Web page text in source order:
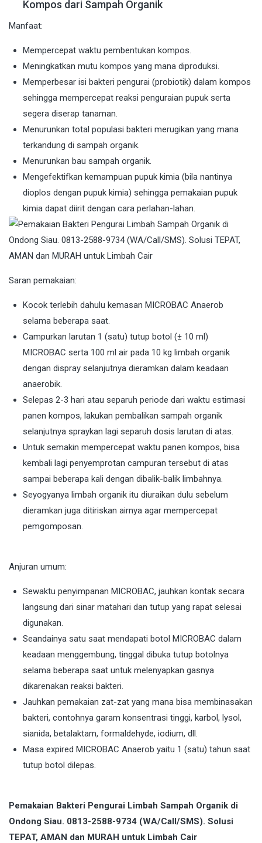
Kompos dari Sampah Organik
Manfaat:
Mempercepat waktu pembentukan kompos.
Meningkatkan mutu kompos yang mana diproduksi.
Memperbesar isi bakteri pengurai (probiotik) dalam kompos
sehingga mempercepat reaksi penguraian pupuk serta
segera diserap tanaman.
Menurunkan total populasi bakteri merugikan yang mana
terkandung di sampah organik.
Menurunkan bau sampah organik.
Mengefektifkan kemampuan pupuk kimia (bila nantinya
dioplos dengan pupuk kimia) sehingga pemakaian pupuk
kimia dapat diirit dengan cara perlahan-lahan.
Saran pemakaian:
Kocok terlebih dahulu kemasan MICROBAC Anaerob
selama beberapa saat.
Campurkan larutan 1 (satu) tutup botol (± 10 ml)
MICROBAC serta 100 ml air pada 10 kg limbah organik
dengan dispray selanjutnya dieramkan dalam keadaan
anaerobik.
Selepas 2-3 hari atau separuh periode dari waktu estimasi
panen kompos, lakukan pembalikan sampah organik
selanjutnya spraykan lagi separuh dosis larutan di atas.
Untuk semakin mempercepat waktu panen kompos, bisa
kembali lagi penyemprotan campuran tersebut di atas
sampai beberapa kali dengan dibalik-balik limbahnya.
Seyogyanya limbah organik itu diuraikan dulu sebelum
dieramkan juga ditiriskan airnya agar mempercepat
pemgomposan.
Anjuran umum:
Sewaktu penyimpanan MICROBAC, jauhkan kontak secara
langsung dari sinar matahari dan tutup yang rapat selesai
digunakan.
Seandainya satu saat mendapati botol MICROBAC dalam
keadaan menggembung, tinggal dibuka tutup botolnya
selama beberapa saat untuk melenyapkan gasnya
dikarenakan reaksi bakteri.
Jauhkan pemakaian zat-zat yang mana bisa membinasakan
bakteri, contohnya garam konsentrasi tinggi, karbol, lysol,
sianida, betalaktam, formaldehyde, iodium, dll.
Masa expired MICROBAC Anaerob yaitu 1 (satu) tahun saat
tutup botol dilepas.
Pemakaian Bakteri Pengurai Limbah Sampah Organik di
Ondong Siau. 0813-2588-9734 (WA/Call/SMS). Solusi
TEPAT, AMAN dan MURAH untuk Limbah Cair